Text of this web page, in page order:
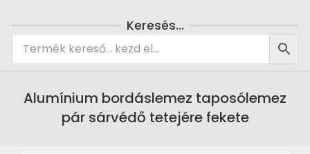
Keresés…
Alumínium bordáslemez taposólemez
pár sárvédő tetejére fekete